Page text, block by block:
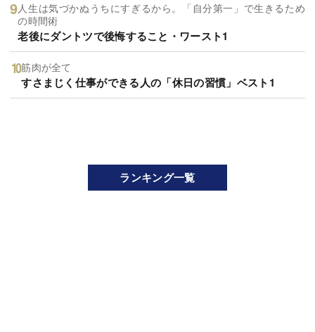
人生は気づかぬうちにすぎるから。「自分第一」で生きるため
の時間術
老後にダントツで後悔すること・ワースト1
筋肉が全て
すさまじく仕事ができる人の「休日の習慣」ベスト1
ランキング一覧